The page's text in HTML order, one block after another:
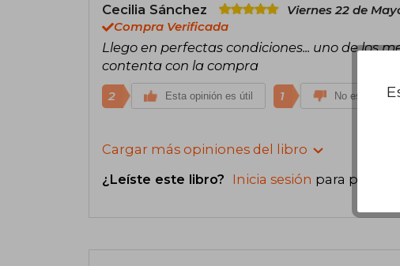
Cecilia Sánchez
Viernes 22 de
Compra Verificada
Llego en perfectas condiciones... uno de los
contenta con la compra
2 Esta opinión es útil 1 No es útil
Cargar más opiniones del libro
¿Leíste este libro? Inicia sesión para poder